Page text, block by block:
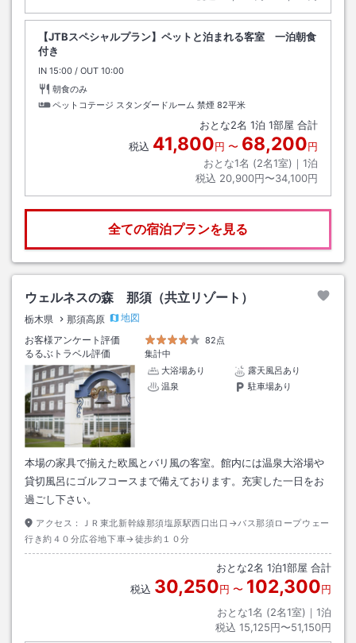
【JTBスペシャルプラン】ペットと泊まれる客室 一泊朝食
付き
IN チェックイン
15:00 / OUT チェックアウト
10:00
朝食のみ
ペットコテージ スタンダードルーム 禁煙 82平米
おとな2名 1泊 1部屋 合計
税込 41,800円 〜 68,200円
おとな1名 (2名1室)｜ 1泊
税込 20,900円〜34,100円
全ての宿泊プランを見る
ウェルネスの森 那須（共立リゾート）
栃木県 那須高原
地図
お客様アンケート評価
82点
るるぶトラベル評価
集計中
大浴場あり
露天風呂あり
温泉
駐車場あり
本場の家具で揃えた欧風とバリ風の客室。館内には温泉大浴場や
貸切風呂にゴルフコースまで備えております。充実した一日をお
過ごし下さい。
アクセス：
ＪＲ東北新幹線那須塩原駅西口出口→バス那須ロープウェー
行き約４０分広谷地下車→徒歩約１０分
おとな2名 1泊1部屋 合計
税込 30,250円 〜 102,300円
おとな1名 (2名1室)｜ 1泊
税込 15,125円〜51,150円